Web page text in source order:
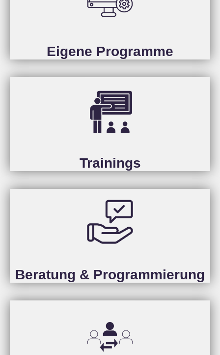
Eigene Programme
Trainings
Beratung & Programmierung